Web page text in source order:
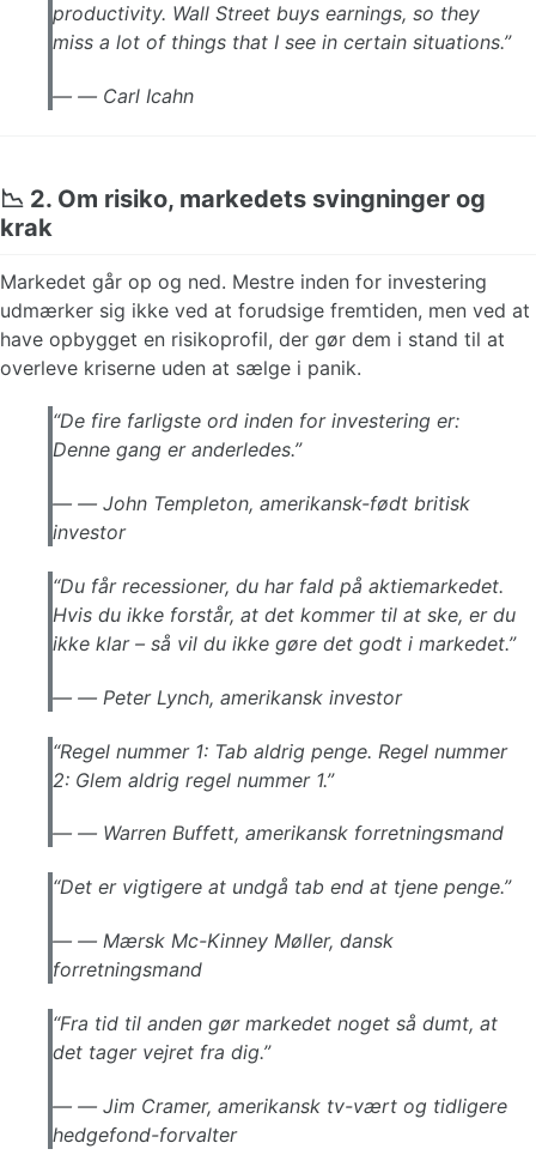
productivity. Wall Street buys earnings, so they
miss a lot of things that I see in certain situations.”
— Carl Icahn
📉 2. Om risiko, markedets svingninger og
krak
Markedet går op og ned. Mestre inden for investering
udmærker sig ikke ved at forudsige fremtiden, men ved at
have opbygget en risikoprofil, der gør dem i stand til at
overleve kriserne uden at sælge i panik.
“De fire farligste ord inden for investering er:
Denne gang er anderledes.”
—
John Templeton, amerikansk-født britisk
investor
“Du får recessioner, du har fald på aktiemarkedet.
Hvis du ikke forstår, at det kommer til at ske, er du
ikke klar – så vil du ikke gøre det godt i markedet.”
— Peter Lynch, amerikansk investor
“Regel nummer 1: Tab aldrig penge. Regel nummer
2: Glem aldrig regel nummer 1.”
— Warren Buffett, amerikansk forretningsmand
“Det er vigtigere at undgå tab end at tjene penge.”
—
Mærsk Mc-Kinney Møller, dansk
forretningsmand
“Fra tid til anden gør markedet noget så dumt, at
det tager vejret fra dig.”
—
Jim Cramer, amerikansk tv-vært og tidligere
hedgefond-forvalter